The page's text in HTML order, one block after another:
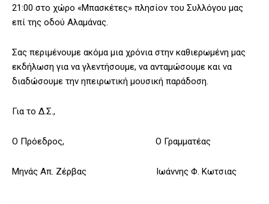
21:00 στο χώρο «Μπασκέτες» πλησίον του Συλλόγου μας
επί της οδού Αλαμάνας.
Σας περιμένουμε ακόμα μια χρόνια στην καθιερωμένη μας
εκδήλωση για να γλεντήσουμε, να ανταμώσουμε και να
διαδώσουμε την ηπειρωτική μουσική παράδοση.
Για το Δ.Σ.,
Ο Πρόεδρος, Ο Γραμματέας
Μηνάς Απ. Ζέρβας Ιωάννης Φ. Κωτσιας